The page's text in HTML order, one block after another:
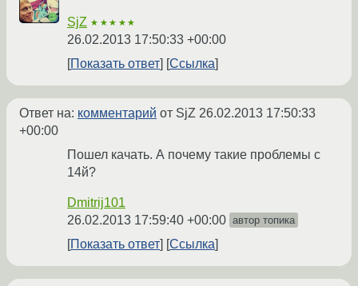
SjZ ★★★★★
26.02.2013 17:50:33 +00:00
Показать ответ
Ссылка
Ответ на: комментарий от SjZ 26.02.2013 17:50:33
+00:00
Пошел качать. А почему такие проблемы с
14й?
Dmitrij101
26.02.2013 17:59:40 +00:00 автор топика
Показать ответ Ссылка